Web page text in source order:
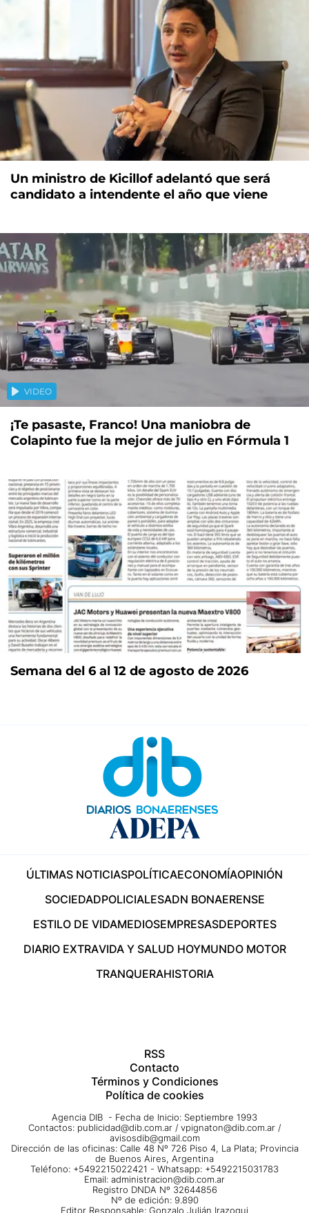
Un ministro de Kicillof adelantó que será
candidato a intendente el año que viene
VIDEO
¡Te pasaste, Franco! Una maniobra de
Colapinto fue la mejor de julio en Fórmula 1
Semana del 6 al 12 de agosto de 2026
ÚLTIMAS NOTICIASPOLÍTICAECONOMÍAOPINIÓN
SOCIEDADPOLICIALESADN BONAERENSE
ESTILO DE VIDAMEDIOSEMPRESASDEPORTES
DIARIO EXTRAVIDA Y SALUD HOYMUNDO MOTOR
TRANQUERAHISTORIA
RSS
Contacto
Términos y Condiciones
Política de cookies
Agencia DIB - Fecha de Inicio: Septiembre 1993
Contactos: publicidad@dib.com.ar / vpignaton@dib.com.ar /
avisosdib@gmail.com
Dirección de las oficinas: Calle 48 Nº 726 Piso 4, La Plata; Provincia
de Buenos Aires, Argentina
Teléfono: +5492215022421 - Whatsapp: +5492215031783
Email: administracion@dib.com.ar
Registro DNDA Nº 32644856
Nº de edición: 9.890
Editor Responsable: Gonzalo Julián Irazoqui